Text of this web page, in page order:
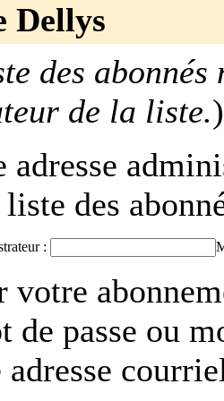
Dellys
des
de la liste.)
adresse
des
:
votre
de passe ou